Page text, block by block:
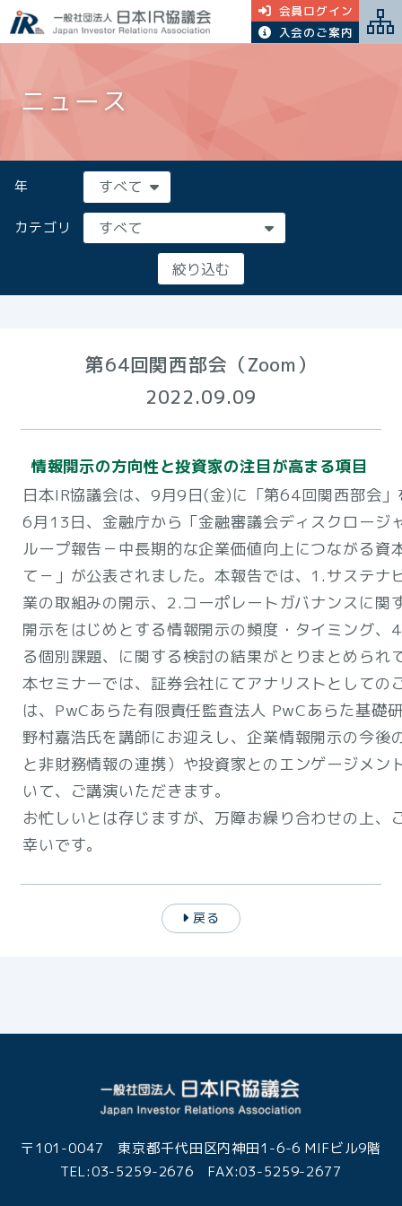
会員ログイン
入会のご案内
ニュース
年
カテゴリ
第64回関西部会（Zoom）
2022.09.09
情報開示の方向性と投資家の注目が高まる項目
日本IR協議会は、9月9日(金)に「第64回関西部会
6月13日、金融庁から「金融審議会ディスクロージ
ループ報告－中長期的な企業価値向上につながる資
て－」が公表されました。本報告では、1.サステナ
業の取組みの開示、2.コーポレートガバナンスに関
開示をはじめとする情報開示の頻度・タイミング、
る個別課題、に関する検討の結果がとりまとめられ
本セミナーでは、証券会社にてアナリストとしての
は、PwCあらた有限責任監査法人 PwCあらた基礎
野村嘉浩氏を講師にお迎えし、企業情報開示の今後
と非財務情報の連携）や投資家とのエンゲージメン
いて、ご講演いただきます。
お忙しいとは存じますが、万障お繰り合わせの上、
幸いです。
戻る
〒101-0047 東京都千代田区内神田1-6-6 MIFビル9階
TEL:03-5259-2676 FAX:03-5259-2677